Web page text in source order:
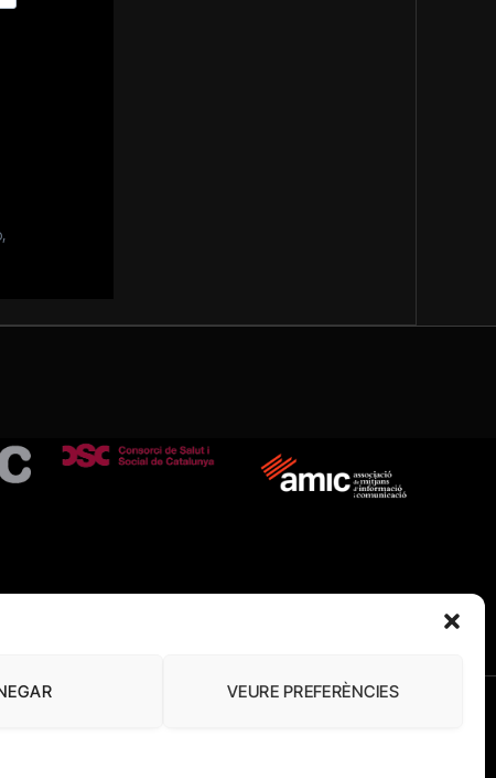
VEURE PREFERÈNCIES